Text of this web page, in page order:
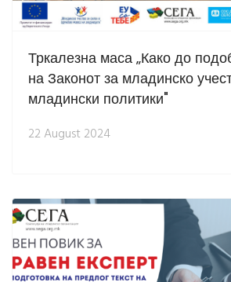
Тркалезна маса „Како до
на Законот за младинско
младински политики"
22 August 2024